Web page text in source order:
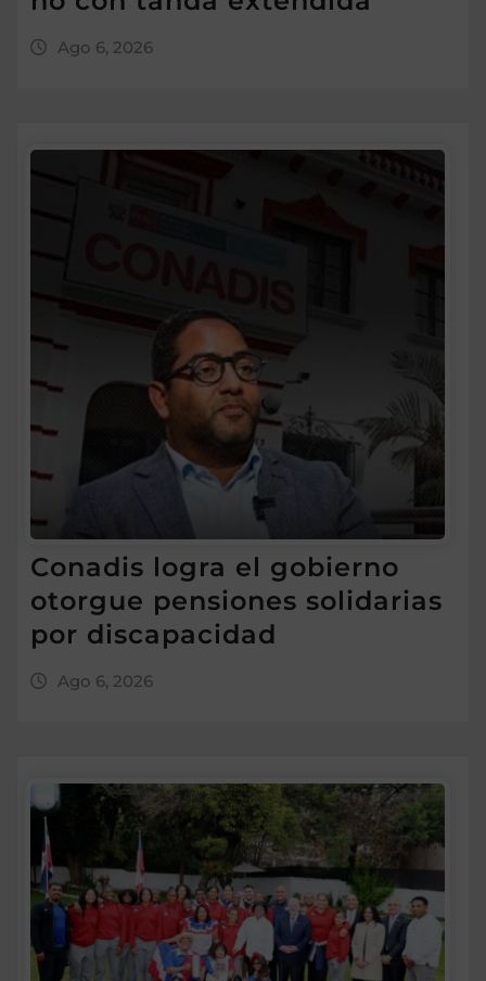
Ago 6, 2026
Conadis logra el gobierno
otorgue pensiones solidarias
por discapacidad
Ago 6, 2026